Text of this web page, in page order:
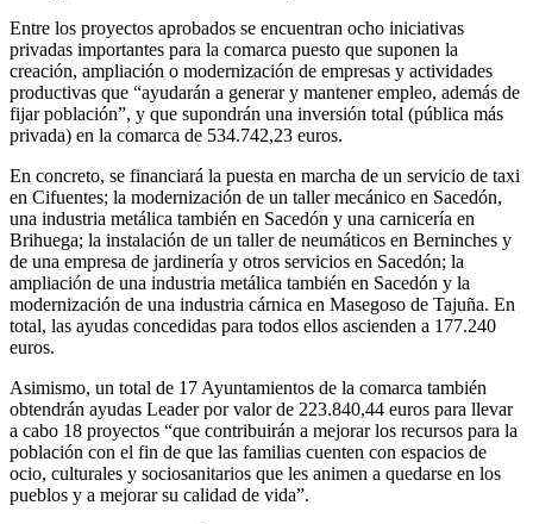
Entre los proyectos aprobados se encuentran ocho iniciativas
privadas importantes para la comarca puesto que suponen la
creación, ampliación o modernización de empresas y actividades
productivas que “ayudarán a generar y mantener empleo, además de
fijar población”, y que supondrán una inversión total (pública más
privada) en la comarca de 534.742,23 euros.
En concreto, se financiará la puesta en marcha de un servicio de taxi
en Cifuentes; la modernización de un taller mecánico en Sacedón,
una industria metálica también en Sacedón y una carnicería en
Brihuega; la instalación de un taller de neumáticos en Berninches y
de una empresa de jardinería y otros servicios en Sacedón; la
ampliación de una industria metálica también en Sacedón y la
modernización de una industria cárnica en Masegoso de Tajuña. En
total, las ayudas concedidas para todos ellos ascienden a 177.240
euros.
Asimismo, un total de 17 Ayuntamientos de la comarca también
obtendrán ayudas Leader por valor de 223.840,44 euros para llevar
a cabo 18 proyectos “que contribuirán a mejorar los recursos para la
población con el fin de que las familias cuenten con espacios de
ocio, culturales y sociosanitarios que les animen a quedarse en los
pueblos y a mejorar su calidad de vida”.